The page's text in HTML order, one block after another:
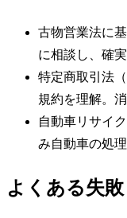
古物営業法に
に相談し、確実
特定商取引法
規約を理解。
自動車リサイ
み自動車の処
よくある失敗